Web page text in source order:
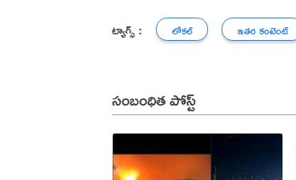
ట్యాగ్స్ : లోకల్ ఇతర కంటెంట్
సంబంధిత పోస్ట్